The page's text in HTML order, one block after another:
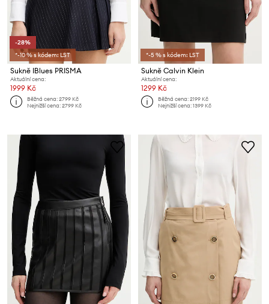
-28%
*-10 % s kódem: LST
Sukně IBlues PRISMA
Aktuální cena:
1999 Kč
Běžná cena:2799 Kč
Nejnižší cena:2799 Kč
*-5 % s kódem: LST
Sukně Calvin Klein
Aktuální cena:
1299 Kč
Běžná cena:2199 Kč
Nejnižší cena:1399 Kč